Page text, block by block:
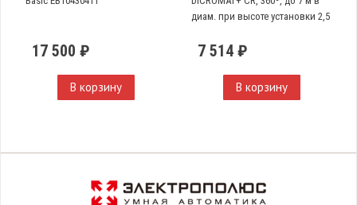
17 500 ₽
В корзину
диам. при высоте установки 2,5
7 514 ₽
В корзину